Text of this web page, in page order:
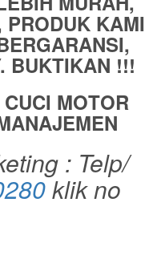
KAMI
BUKTIKAN !!!
MOTOR
: Telp/
klik no